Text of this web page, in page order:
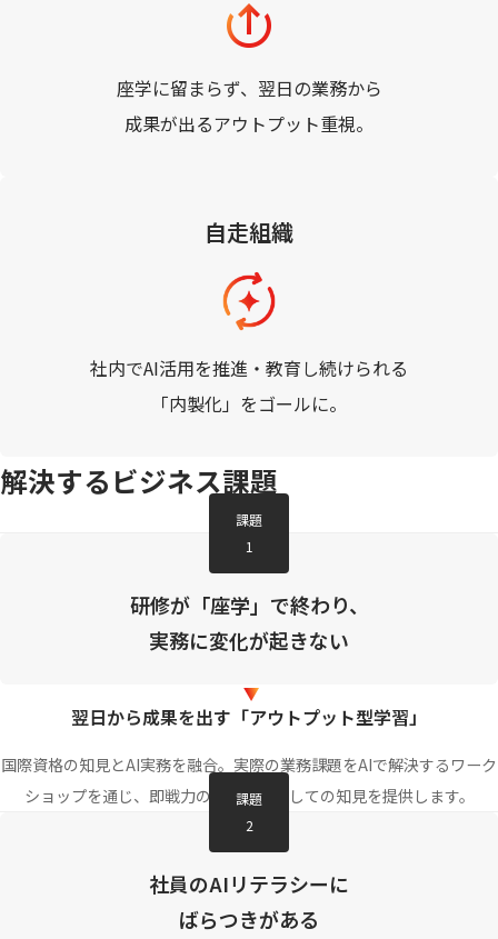
座学に留まらず、翌日の業務から
成果が出るアウトプット重視。
自走組織
社内でAI活用を推進・教育し続けられる
「内製化」をゴールに。
解決するビジネス課題
課題
1
研修が「座学」で終わり、
実務に変化が起きない
翌日から成果を出す「アウトプット型学習」
国際資格の知見とAI実務を融合。実際の業務課題をAIで解決するワーク
ショップを通じ、即戦力の「武器」としての知見を提供します。
課題
2
社員のAIリテラシーに
ばらつきがある